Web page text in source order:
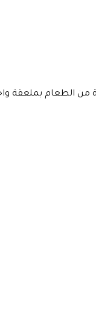
من الطعام بملعقة